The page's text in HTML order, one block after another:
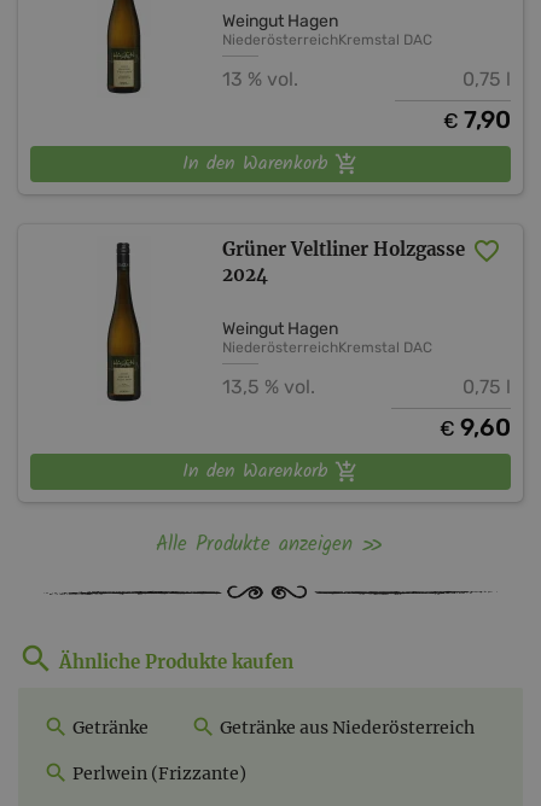
Weingut Hagen
NiederösterreichKremstal DAC
13 % vol. 0,75 l
€ 7,90
In den Warenkorb
Grüner Veltliner Holzgasse
2024
Weingut Hagen
NiederösterreichKremstal DAC
13,5 % vol. 0,75 l
€ 9,60
In den Warenkorb
Alle Produkte anzeigen
Ähnliche Produkte kaufen
Getränke Getränke aus Niederösterreich
Perlwein (Frizzante)